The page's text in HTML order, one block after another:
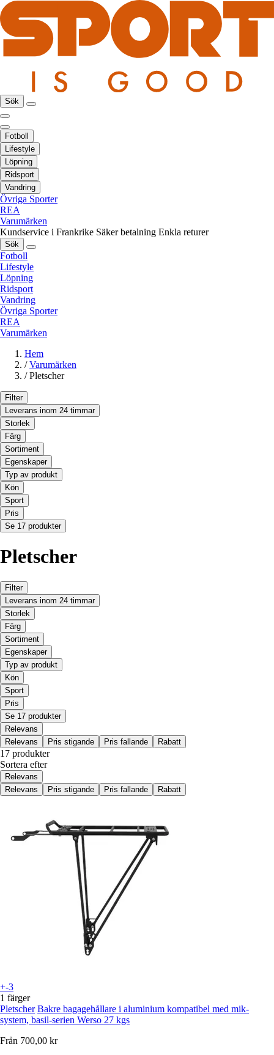
Sök
Fotboll
Lifestyle
Löpning
Ridsport
Vandring
Övriga Sporter
REA
Varumärken
Kundservice i Frankrike Säker betalning Enkla returer
Sök
Fotboll
Lifestyle
Löpning
Ridsport
Vandring
Övriga Sporter
REA
Varumärken
Hem
/ Varumärken
/ Pletscher
Filter
Leverans inom 24 timmar
Storlek
Färg
Sortiment
Egenskaper
Typ av produkt
Kön
Sport
Pris
Se 17 produkter
Pletscher
Filter
Leverans inom 24 timmar
Storlek
Färg
Sortiment
Egenskaper
Typ av produkt
Kön
Sport
Pris
Se 17 produkter
Relevans
Relevans
Pris stigande Pris fallande Rabatt
17 produkter
Sortera efter
Relevans
Relevans
Pris stigande Pris fallande Rabatt
+-3
1 färger
Pletscher Bakre bagagehållare i aluminium kompatibel med mik-
system, basil-serien Werso 27 kgs
Från 700,00 kr